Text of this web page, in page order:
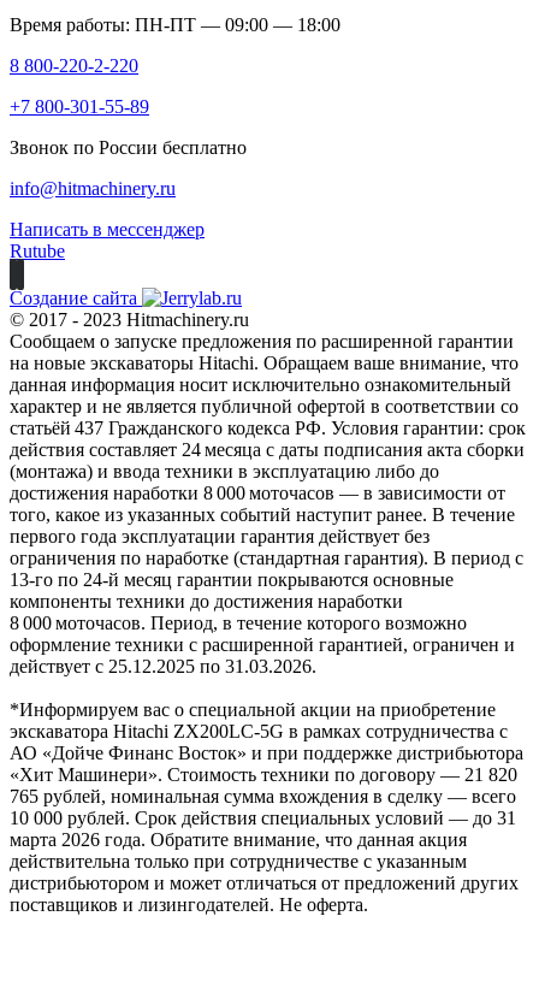
Время работы: ПН-ПТ — 09:00 — 18:00
8 800-220-2-220
+7 800-301-55-89
Звонок по России бесплатно
info@hitmachinery.ru
Написать в мессенджер
Rutube
Создание сайта
© 2017 - 2023 Hitmachinery.ru
Сообщаем о запуске предложения по расширенной гарантии
на новые экскаваторы Hitachi. Обращаем ваше внимание, что
данная информация носит исключительно ознакомительный
характер и не является публичной офертой в соответствии со
статьёй 437 Гражданского кодекса РФ. Условия гарантии: срок
действия составляет 24 месяца с даты подписания акта сборки
(монтажа) и ввода техники в эксплуатацию либо до
достижения наработки 8 000 моточасов — в зависимости от
того, какое из указанных событий наступит ранее. В течение
первого года эксплуатации гарантия действует без
ограничения по наработке (стандартная гарантия). В период с
13‑го по 24‑й месяц гарантии покрываются основные
компоненты техники до достижения наработки
8 000 моточасов. Период, в течение которого возможно
оформление техники с расширенной гарантией, ограничен и
действует с 25.12.2025 по 31.03.2026.
*Информируем вас о специальной акции на приобретение
экскаватора Hitachi ZX200LC-5G в рамках сотрудничества с
АО «Дойче Финанс Восток» и при поддержке дистрибьютора
«Хит Машинери». Стоимость техники по договору — 21 820
765 рублей, номинальная сумма вхождения в сделку — всего
10 000 рублей. Срок действия специальных условий — до 31
марта 2026 года. Обратите внимание, что данная акция
действительна только при сотрудничестве с указанным
дистрибьютором и может отличаться от предложений других
поставщиков и лизингодателей. Не оферта.